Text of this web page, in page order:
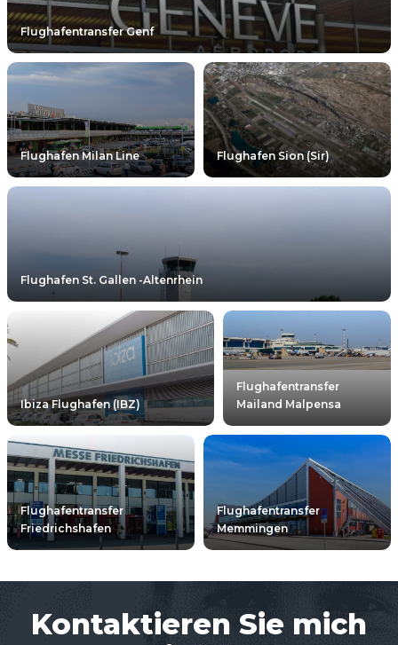
Flughafentransfer Genf
Flughafen Milan Line Flughafen Sion (Sir)
Flughafen St. Gallen -Altenrhein
Ibiza Flughafen (IBZ)
Flughafentransfer
Mailand Malpensa
Flughafentransfer
Friedrichshafen
Flughafentransfer
Memmingen
Kontaktieren Sie mich